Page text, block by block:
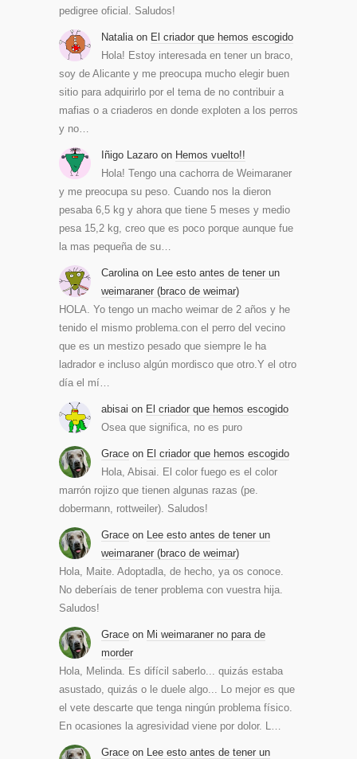
pedigree oficial. Saludos!
Natalia on El criador que hemos escogido
Hola! Estoy interesada en tener un braco,
soy de Alicante y me preocupa mucho elegir buen
sitio para adquirirlo por el tema de no contribuir a
mafias o a criaderos en donde exploten a los perros
y no…
Iñigo Lazaro on Hemos vuelto!!
Hola! Tengo una cachorra de Weimaraner
y me preocupa su peso. Cuando nos la dieron
pesaba 6,5 kg y ahora que tiene 5 meses y medio
pesa 15,2 kg, creo que es poco porque aunque fue
la mas pequeña de su…
Carolina on Lee esto antes de tener un
weimaraner (braco de weimar)
HOLA. Yo tengo un macho weimar de 2 años y he
tenido el mismo problema.con el perro del vecino
que es un mestizo pesado que siempre le ha
ladrador e incluso algún mordisco que otro.Y el otro
día el mí…
abisai on El criador que hemos escogido
Osea que significa, no es puro
Grace on El criador que hemos escogido
Hola, Abisai. El color fuego es el color
marrón rojizo que tienen algunas razas (pe.
dobermann, rottweiler). Saludos!
Grace on Lee esto antes de tener un
weimaraner (braco de weimar)
Hola, Maite. Adoptadla, de hecho, ya os conoce.
No deberíais de tener problema con vuestra hija.
Saludos!
Grace on Mi weimaraner no para de
morder
Hola, Melinda. Es difícil saberlo... quizás estaba
asustado, quizás o le duele algo... Lo mejor es que
el vete descarte que tenga ningún problema físico.
En ocasiones la agresividad viene por dolor. L…
Grace on Lee esto antes de tener un